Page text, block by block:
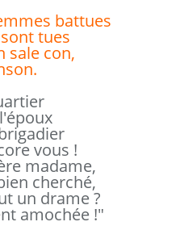
battues
tues
sale con,
vous !
madame,
cherché,
un drame ?
amochée !"